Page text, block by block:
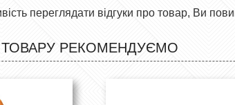
переглядати відгуки про товар, Ви
РЕКОМЕНДУЄМО